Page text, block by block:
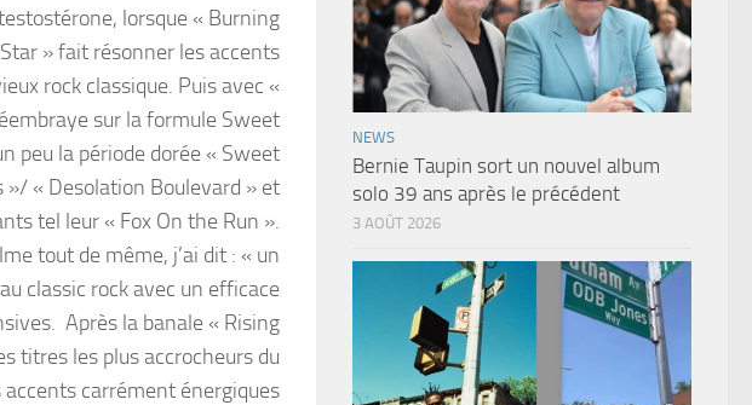
lorsque « Burning
» fait résonner les accents
rock classique. Puis avec «
sur la formule Sweet
peu la période dorée « Sweet
»/ « Desolation Boulevard » et
tel leur « Fox On the Run ».
tout de même, j’ai dit : « un
classic rock avec un efficace
Après la banale « Rising
titres les plus accrocheurs du
accents carrément énergiques
NEWS
Bernie Taupin sort un nouvel album
solo 39 ans après le précédent
3 AOÛT 2026